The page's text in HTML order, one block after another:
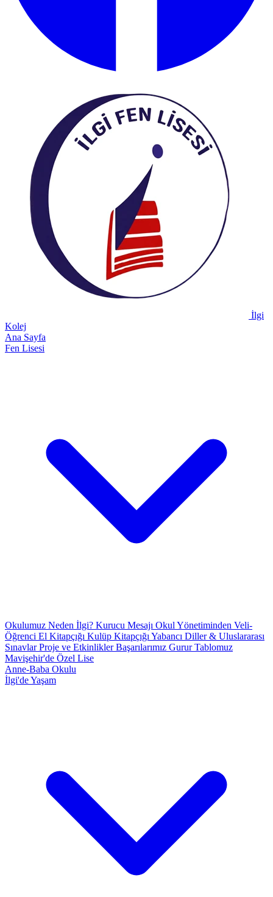
İlgi
Kolej
Ana Sayfa
Fen Lisesi
Okulumuz Neden İlgi? Kurucu Mesajı Okul Yönetiminden Veli-
Öğrenci El Kitapçığı Kulüp Kitapçığı Yabancı Diller & Uluslararası
SınavlarProje ve EtkinliklerBaşarılarımız Gurur Tablomuz
Mavişehir'de Özel Lise
Anne-Baba Okulu
İlgi'de Yaşam